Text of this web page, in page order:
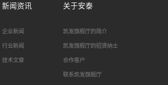
新闻资讯
企业新闻
行业新闻
技术文章
关于安泰
凯发旗舰厅的简介
凯发旗舰厅的招贤纳士
合作客户
联系凯发旗舰厅